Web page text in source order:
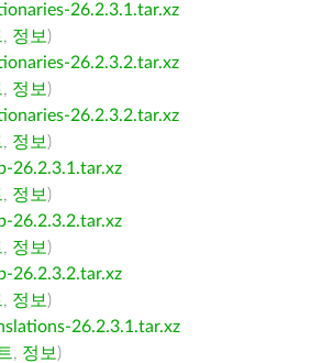
26.2.3.1.tar.xz
, 정보 )
26.2.3.2.tar.xz
, 정보 )
26.2.3.2.tar.xz
, 정보 )
26.2.3.1.tar.xz
, 정보 )
26.2.3.2.tar.xz
, 정보 )
26.2.3.2.tar.xz
, 정보 )
26.2.3.1.tar.xz
, 정보 )